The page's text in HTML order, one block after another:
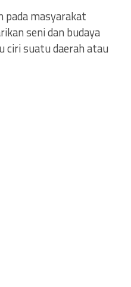
pada masyarakat
seni dan budaya
ciri suatu daerah atau